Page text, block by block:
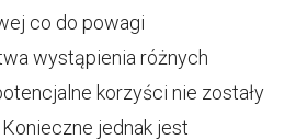
co do powagi
wystąpienia różnych
korzyści nie zostały
jednak jest